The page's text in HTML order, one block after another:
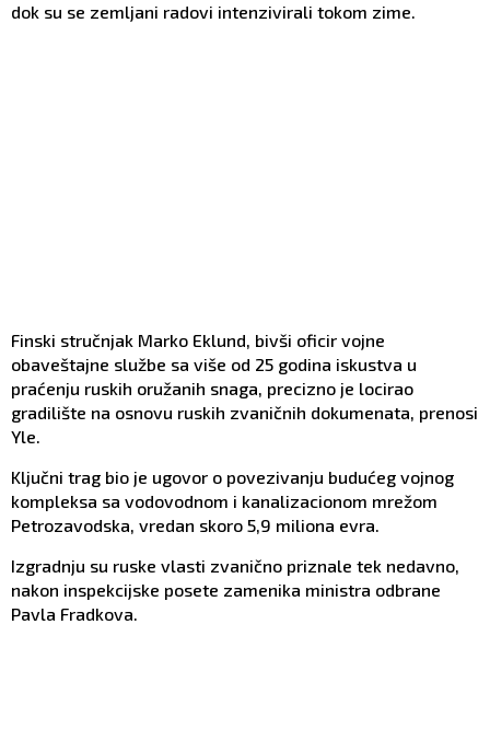
dok su se zemljani radovi intenzivirali tokom zime.
Finski stručnjak Marko Eklund, bivši oficir vojne
obaveštajne službe sa više od 25 godina iskustva u
praćenju ruskih oružanih snaga, precizno je locirao
gradilište na osnovu ruskih zvaničnih dokumenata, prenosi
Yle.
Ključni trag bio je ugovor o povezivanju budućeg vojnog
kompleksa sa vodovodnom i kanalizacionom mrežom
Petrozavodska, vredan skoro 5,9 miliona evra.
Izgradnju su ruske vlasti zvanično priznale tek nedavno,
nakon inspekcijske posete zamenika ministra odbrane
Pavla Fradkova.